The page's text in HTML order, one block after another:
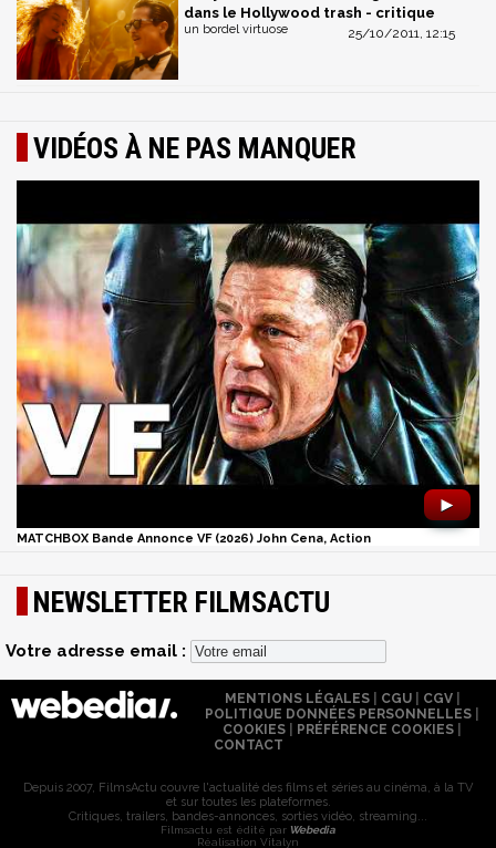
dans le Hollywood trash - critique
25/10/2011, 12:15
un bordel virtuose
VIDÉOS À NE PAS MANQUER
►
MATCHBOX Bande Annonce VF (2026) John Cena, Action
NEWSLETTER FILMSACTU
Votre adresse email :
MENTIONS LÉGALES| CGU| CGV|
POLITIQUE DONNÉES PERSONNELLES
COOKIES
PRÉFÉRENCE COOKIES
CONTACT
Depuis 2007, FilmsActu couvre l'actualité des films et séries au cinéma, à la TV
et sur toutes les plateformes.
Critiques, trailers, bandes-annonces, sorties vidéo, streaming...
Filmsactu est édité par Webedia
Réalisation Vitalyn